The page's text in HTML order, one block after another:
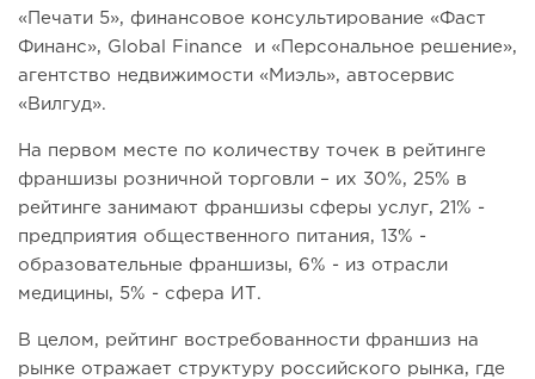
«Печати 5», финансовое консультирование «Фаст
Финанс», Global Finance и «Персональное решение»,
агентство недвижимости «Миэль», автосервис
«Вилгуд».
На первом месте по количеству точек в рейтинге
франшизы розничной торговли – их 30%, 25% в
рейтинге занимают франшизы сферы услуг, 21% -
предприятия общественного питания, 13% -
образовательные франшизы, 6% - из отрасли
медицины, 5% - сфера ИТ.
В целом, рейтинг востребованности франшиз на
рынке отражает структуру российского рынка, где